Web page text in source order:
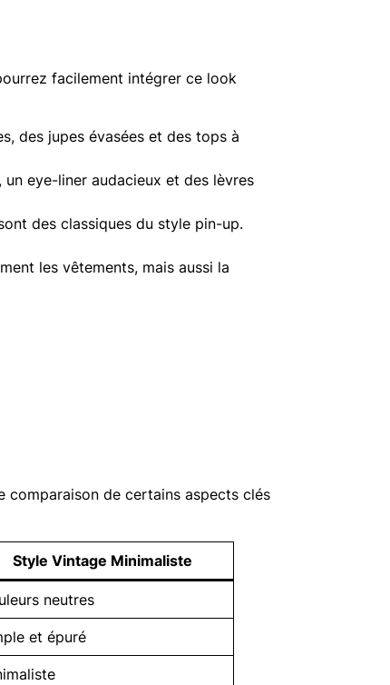
facilement intégrer ce look
des jupes évasées et des tops à
eye-liner audacieux et des lèvres
des classiques du style pin-up.
les vêtements, mais aussi la
comparaison de certains aspects clés
Style Vintage Minimaliste
neutres
et épuré